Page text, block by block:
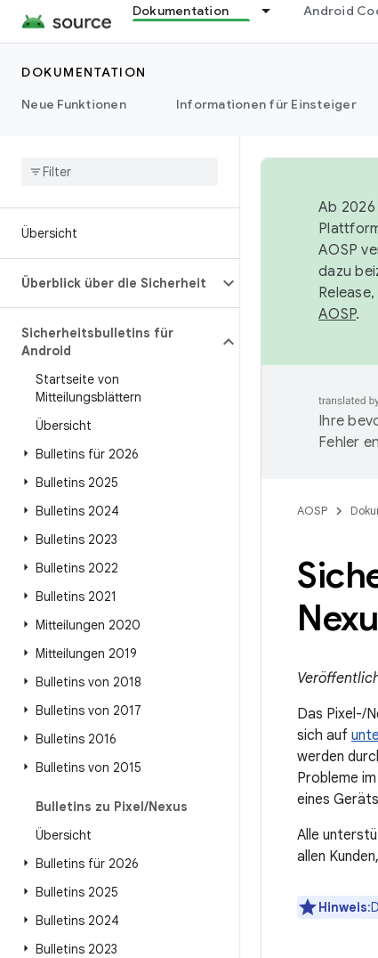
Dokumentation Android
DOKUMENTATION
Neue Funktionen
Informationen für Einsteiger
Übersicht
Überblick über die Sicherheit
Sicherheitsbulletins für
Android
Startseite von
Mitteilungsblättern
Übersicht
Bulletins für 2026
Bulletins 2025
Bulletins 2024
Bulletins 2023
Bulletins 2022
Bulletins 2021
Mitteilungen 2020
Mitteilungen 2019
Bulletins von 2018
Bulletins von 2017
Bulletins 2016
Bulletins von 2015
Bulletins zu Pixel/Nexus
Übersicht
Bulletins für 2026
Bulletins 2025
Bulletins 2024
Bulletins 2023
Ab
AOSP
dazu
AOSP.
Ihre
Fehler
AOSP
Das Pixel-/
sich auf
werden
Probleme
eines
Alle
allen
Hinweis